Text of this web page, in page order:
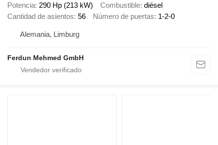
Potencia 290 Hp (213 kW) Combustible diésel
Cantidad de asientos 56 Número de puertas 1-2-0
Alemania, Limburg
Ferdun Mehmed GmbH